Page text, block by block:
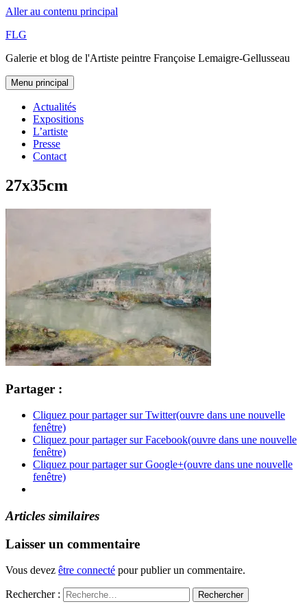
Aller au contenu principal
FLG
Galerie et blog de l'Artiste peintre Françoise Lemaigre-Gellusseau
Menu principal
Actualités
Expositions
L’artiste
Presse
Contact
27x35cm
Partager :
Cliquez pour partager sur Twitter(ouvre dans une nouvelle
fenêtre)
Cliquez pour partager sur Facebook(ouvre dans une nouvelle
fenêtre)
Cliquez pour partager sur Google+(ouvre dans une nouvelle
fenêtre)
Articles similaires
Laisser un commentaire
Vous devez être connecté pour publier un commentaire.
Rechercher :